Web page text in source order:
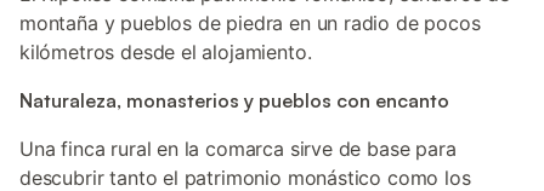
montaña y pueblos de piedra en un radio de pocos
kilómetros desde el alojamiento.
Naturaleza, monasterios y pueblos con encanto
Una finca rural en la comarca sirve de base para
descubrir tanto el patrimonio monástico como los